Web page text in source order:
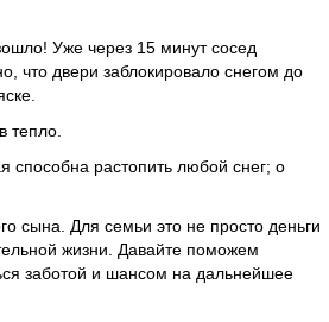
Уже через 15 минут сосед
что двери заблокировало снегом до
тепло.
способна растопить любой снег; о
сына. Для семьи это не просто деньги
жизни. Давайте поможем
заботой и шансом на дальнейшее